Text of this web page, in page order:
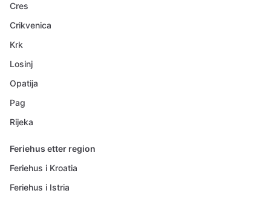
Cres
Crikvenica
Krk
Losinj
Opatija
Pag
Rijeka
Feriehus etter region
Feriehus i Kroatia
Feriehus i Istria